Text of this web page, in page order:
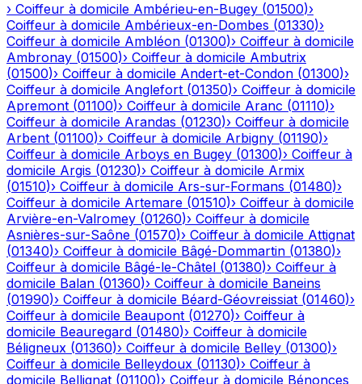
› Coiffeur à domicile Ambérieu-en-Bugey (01500)›
Coiffeur à domicile Ambérieux-en-Dombes (01330)›
Coiffeur à domicile Ambléon (01300)› Coiffeur à domicile
Ambronay (01500)› Coiffeur à domicile Ambutrix
(01500)› Coiffeur à domicile Andert-et-Condon (01300)›
Coiffeur à domicile Anglefort (01350)› Coiffeur à domicile
Apremont (01100)› Coiffeur à domicile Aranc (01110)›
Coiffeur à domicile Arandas (01230)› Coiffeur à domicile
Arbent (01100)› Coiffeur à domicile Arbigny (01190)›
Coiffeur à domicile Arboys en Bugey (01300)› Coiffeur à
domicile Argis (01230)› Coiffeur à domicile Armix
(01510)› Coiffeur à domicile Ars-sur-Formans (01480)›
Coiffeur à domicile Artemare (01510)› Coiffeur à domicile
Arvière-en-Valromey (01260)› Coiffeur à domicile
Asnières-sur-Saône (01570)› Coiffeur à domicile Attignat
(01340)› Coiffeur à domicile Bâgé-Dommartin (01380)›
Coiffeur à domicile Bâgé-le-Châtel (01380)› Coiffeur à
domicile Balan (01360)› Coiffeur à domicile Baneins
(01990)› Coiffeur à domicile Béard-Géovreissiat (01460)›
Coiffeur à domicile Beaupont (01270)› Coiffeur à
domicile Beauregard (01480)› Coiffeur à domicile
Béligneux (01360)› Coiffeur à domicile Belley (01300)›
Coiffeur à domicile Belleydoux (01130)› Coiffeur à
domicile Bellignat (01100)› Coiffeur à domicile Bénonces